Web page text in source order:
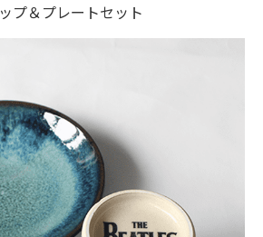
プ＆プレートセット